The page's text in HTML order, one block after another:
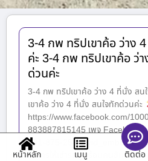
3-4 กพ ทริปเขาค้อ ว่าง
ค่ะ 3-4 กพ ทริปเขาค้อ ว่
ด่วนค่ะ
3-4 กพ ทริปเขาค้อ ว่าง 4 ที่นั่ง สน
เขาค้อ ว่าง 4 ที่นั่ง สนใจทักด่วนค่ะ
https://www.facebook.com/
883887815145 เพจ Facebook
081-875-2547 [vid_embed] รถตู้ใ
บริการให้เช่ารถตู้พร้อมคนขับ VIP
หน้าหลัก เมนู ติดต่อ